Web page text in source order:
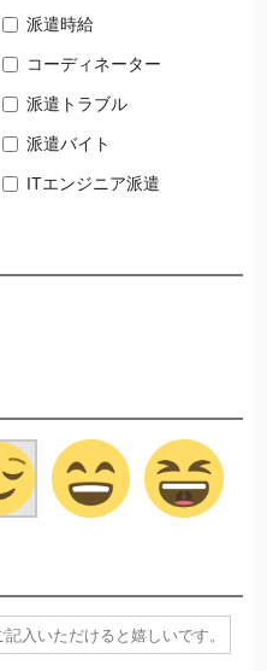
派遣時給
コーディネーター
派遣トラブル
派遣バイト
ITエンジニア派遣